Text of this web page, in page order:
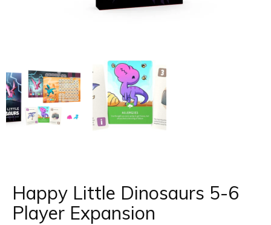
Happy Little Dinosaurs 5-6
Player Expansion